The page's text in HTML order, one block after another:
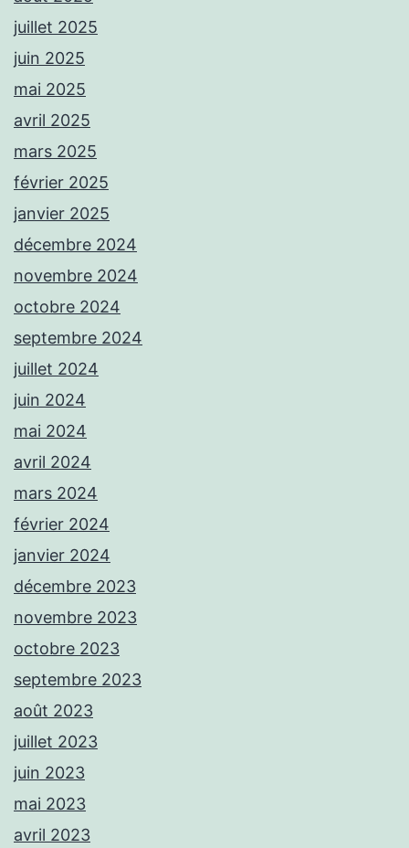
juillet 2025
juin 2025
mai 2025
avril 2025
mars 2025
février 2025
janvier 2025
décembre 2024
novembre 2024
octobre 2024
septembre 2024
juillet 2024
juin 2024
mai 2024
avril 2024
mars 2024
février 2024
janvier 2024
décembre 2023
novembre 2023
octobre 2023
septembre 2023
août 2023
juillet 2023
juin 2023
mai 2023
avril 2023